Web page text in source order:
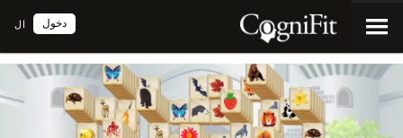
ال دخول